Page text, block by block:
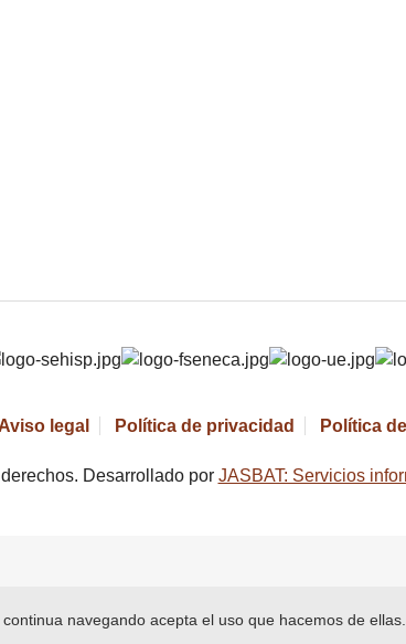
legal Política de privacidad Política
Desarrollado por JASBAT: Servicios
navegando acepta el uso que hacemos de ellas.